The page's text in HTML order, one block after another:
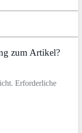
zum Artikel?
Erforderliche